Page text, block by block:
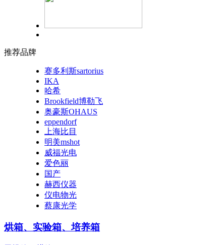
推荐品牌
赛多利斯sartorius
IKA
哈希
Brookfield博勒飞
奥豪斯OHAUS
eppendorf
上海比目
明美mshot
威福光电
爱色丽
国产
赫西仪器
仪电物光
蔡康光学
烘箱、实验箱、培养箱